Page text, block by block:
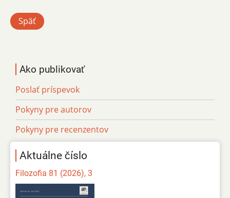
Späť
Ako publikovať
Poslať príspevok
Pokyny pre autorov
Pokyny pre recenzentov
Aktuálne číslo
Filozofia 81 (2026), 3